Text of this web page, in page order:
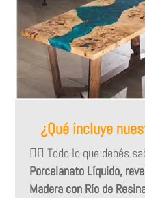
¿Qué incluye
👉🏻 Todo lo que debés
Porcelanato Líquido,
Madera con Río de